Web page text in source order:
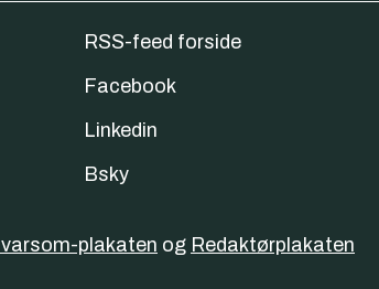
RSS-feed forside
Facebook
Linkedin
Bsky
plakaten og Redaktørplakaten